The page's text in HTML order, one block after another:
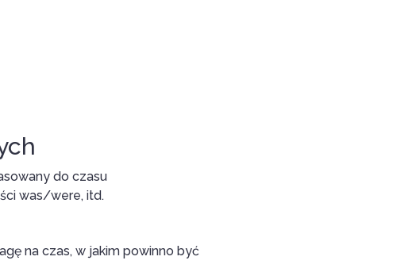
do czasu
was/were, itd.
na czas, w jakim powinno być